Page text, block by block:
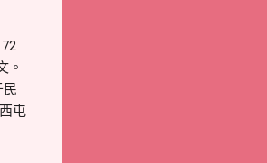
。
民
屯